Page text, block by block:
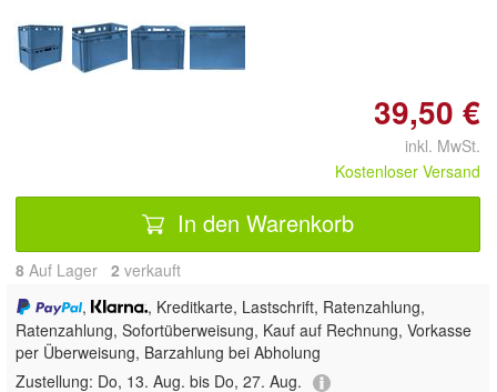
39,50 €
inkl. MwSt.
Kostenloser Versand
In den Warenkorb
8 Auf Lager 2 verkauft
,
, Kreditkarte, Lastschrift, Ratenzahlung,
Ratenzahlung, Sofortüberweisung, Kauf auf Rechnung, Vorkasse
per Überweisung, Barzahlung bei Abholung
Zustellung: Do, 13. Aug. bis Do, 27. Aug.